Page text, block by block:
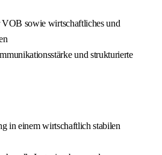
VOB sowie wirtschaftliches und
und strukturierte
in einem wirtschaftlich stabilen